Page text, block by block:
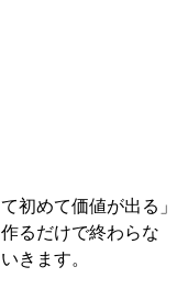
初めて価値が出る」
るだけで終わらな
きます。